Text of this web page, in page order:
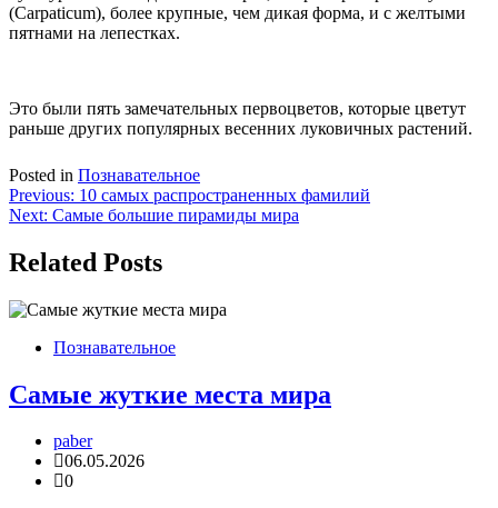
(Carpaticum), более крупные, чем дикая форма, и с желтыми
пятнами на лепестках.
Это были пять замечательных первоцветов, которые цветут
раньше других популярных весенних луковичных растений.
Posted in Познавательное
Навигация
по
записям
Previous: 10 самых распространенных фамилий
Next: Самые большие пирамиды мира
Related Posts
Познавательное
Самые жуткие места мира
paber
06.05.2026
0